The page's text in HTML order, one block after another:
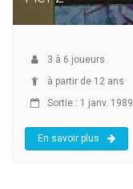
3 à 6 joueurs
à partir de 12 ans
Sortie : 1 janv. 1989
En savoir plus